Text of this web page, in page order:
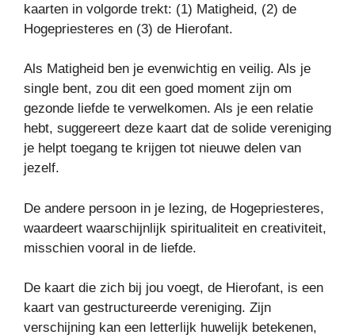
kaarten in volgorde trekt: (1) Matigheid, (2) de
Hogepriesteres en (3) de Hierofant.
Als Matigheid ben je evenwichtig en veilig. Als je
single bent, zou dit een goed moment zijn om
gezonde liefde te verwelkomen. Als je een relatie
hebt, suggereert deze kaart dat de solide vereniging
je helpt toegang te krijgen tot nieuwe delen van
jezelf.
De andere persoon in je lezing, de Hogepriesteres,
waardeert waarschijnlijk spiritualiteit en creativiteit,
misschien vooral in de liefde.
De kaart die zich bij jou voegt, de Hierofant, is een
kaart van gestructureerde vereniging. Zijn
verschijning kan een letterlijk huwelijk betekenen,